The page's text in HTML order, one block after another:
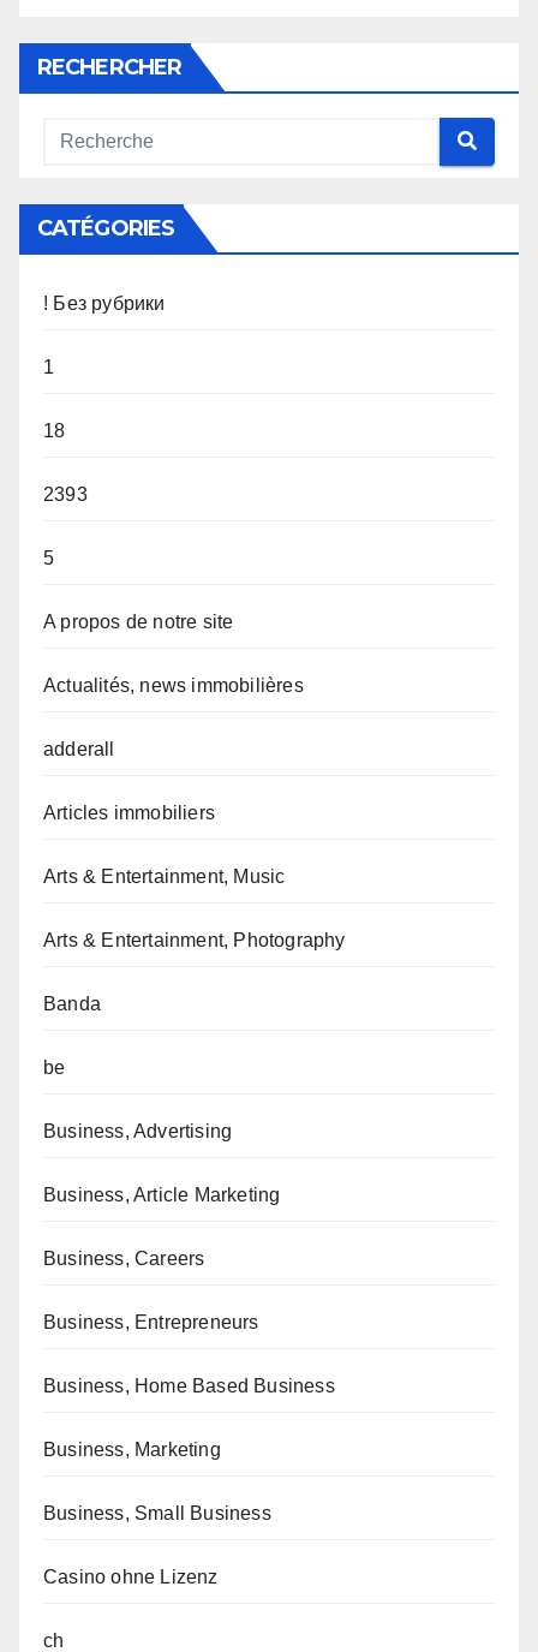
RECHERCHER
CATÉGORIES
! Без рубрики
1
18
2393
5
A propos de notre site
Actualités, news immobilières
adderall
Articles immobiliers
Arts & Entertainment, Music
Arts & Entertainment, Photography
Banda
be
Business, Advertising
Business, Article Marketing
Business, Careers
Business, Entrepreneurs
Business, Home Based Business
Business, Marketing
Business, Small Business
Casino ohne Lizenz
ch